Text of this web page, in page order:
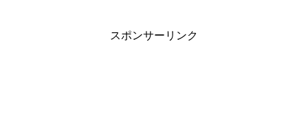
スポンサーリンク